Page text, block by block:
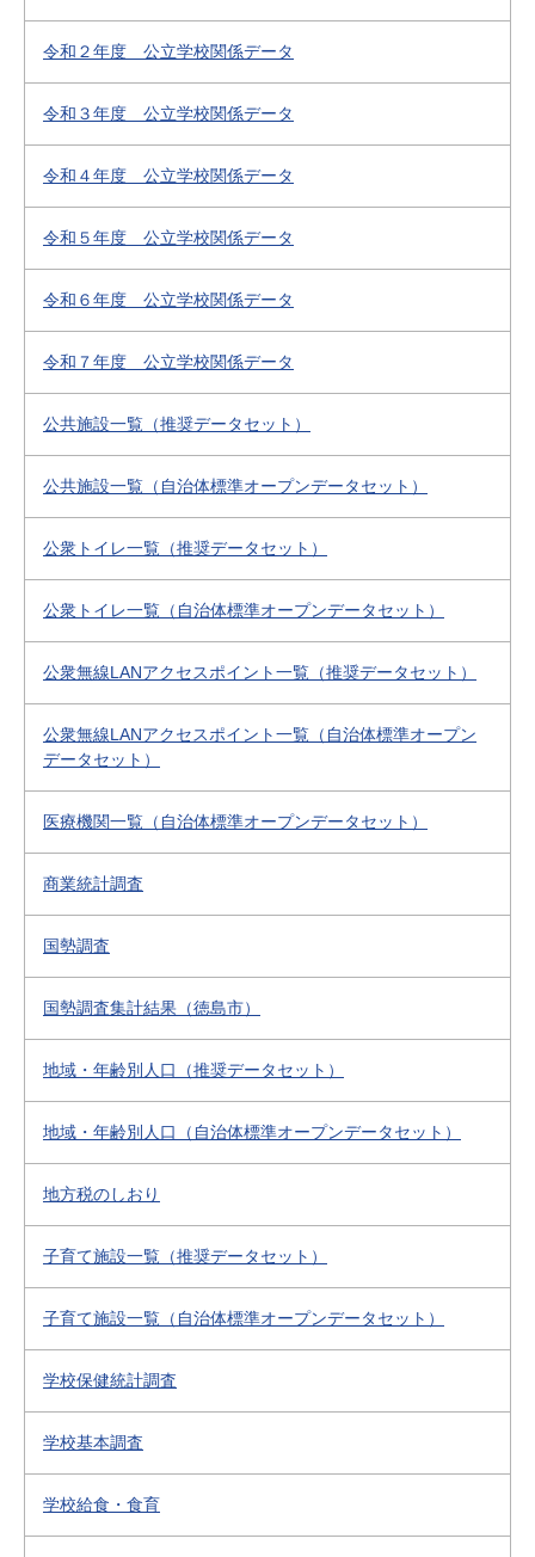
令和２年度 公立学校関係データ
令和３年度 公立学校関係データ
令和４年度 公立学校関係データ
令和５年度 公立学校関係データ
令和６年度 公立学校関係データ
令和７年度 公立学校関係データ
公共施設一覧（推奨データセット）
公共施設一覧（自治体標準オープンデータセット）
公衆トイレ一覧（推奨データセット）
公衆トイレ一覧（自治体標準オープンデータセット）
公衆無線LANアクセスポイント一覧（推奨データセット）
公衆無線LANアクセスポイント一覧（自治体標準オープン
データセット）
医療機関一覧（自治体標準オープンデータセット）
商業統計調査
国勢調査
国勢調査集計結果（徳島市）
地域・年齢別人口（推奨データセット）
地域・年齢別人口（自治体標準オープンデータセット）
地方税のしおり
子育て施設一覧（推奨データセット）
子育て施設一覧（自治体標準オープンデータセット）
学校保健統計調査
学校基本調査
学校給食・食育